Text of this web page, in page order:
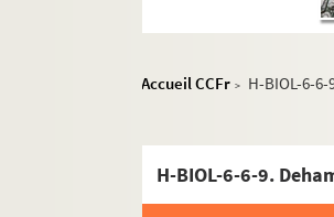
Accueil CCFr > H-BIOL-6-
H-BIOL-6-6-9.
H-BIOL. Biographies
H-BIOL-4. Carlez
H-BIOL-5. Collin